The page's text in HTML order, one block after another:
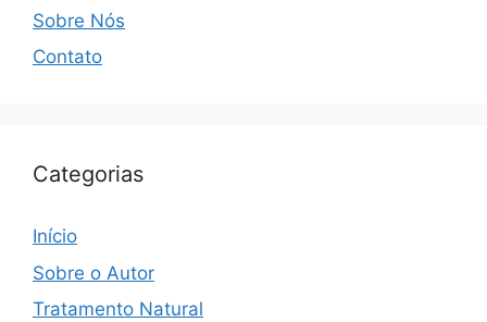
Sobre Nós
Contato
Categorias
Início
Sobre o Autor
Tratamento Natural